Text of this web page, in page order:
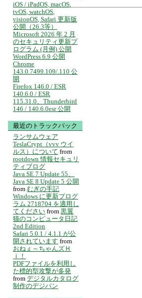
iOS / iPadOS, macOS,
tvOS, watchOS,
visionOS, Safari 更新版
公開（26.3等）
Microsoft 2026 年 2 月
のセキュリティ更新プ
ログラム (月例) 公開
WordPress 6.9 公開
Chrome
143.0.7499.109/.110 公
開
Firefox 146.0 / ESR
140.6.0 / ESR
115.31.0、Thunderbird
146 / 140.6.0esr 公開
最近のトラックバック
ランサムウェア
TeslaCrypt（vvv ウイ
ルス）について from
rootdown 情報セキュリ
ティブログ
Java SE 7 Update 55、
Java SE 8 Update 5 公開
from むぎの手記
Windows に更新プログ
ラム 2718704 を適用し
てください from 黒翼
猫のコンピュータ日記
2nd Edition
Safari 5.0.1 / 4.1.1 が公
開されています from
おねぇ～ちゃんズＨ
ｉ！
PDFファイルを利用し
た標的型攻撃が多発
from デジタルカタログ
制作のデジパン